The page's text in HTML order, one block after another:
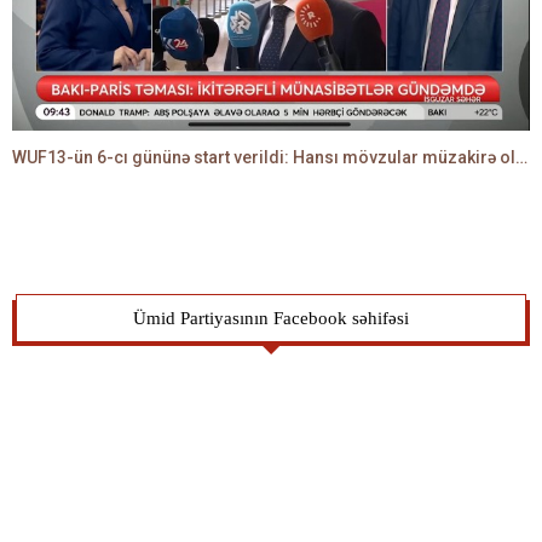
WUF13-ün 6-cı gününə start verildi: Hansı mövzular müzakirə olunacaq? -TALEH ƏLİYEV danışır
Ümid Partiyasının Facebook səhifəsi